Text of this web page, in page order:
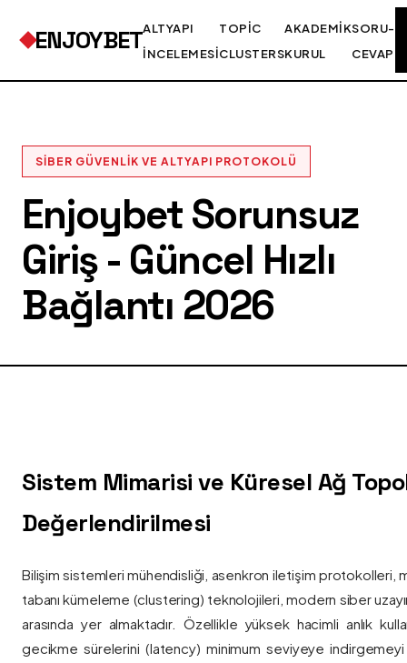
ENJOYBETALTYAPI
İNCELEMESI
TOPIC
CLUSTERS
AKADEMIK
KURUL
SORU-
CEVAP
SIBER GÜVENLIK VE ALTYAPI PROTOKOLÜ
Enjoybet Sorunsuz
Giriş - Güncel Hızlı
Bağlantı 2026
Sistem Mimarisi ve Küresel Ağ
Değerlendirilmesi
Bilişim sistemleri mühendisliği, asenkron iletişim protokolleri,
tabanı kümeleme (clustering) teknolojileri, modern siber
arasında yer almaktadır. Özellikle yüksek hacimli anlık
gecikme sürelerini (latency) minimum seviyeye